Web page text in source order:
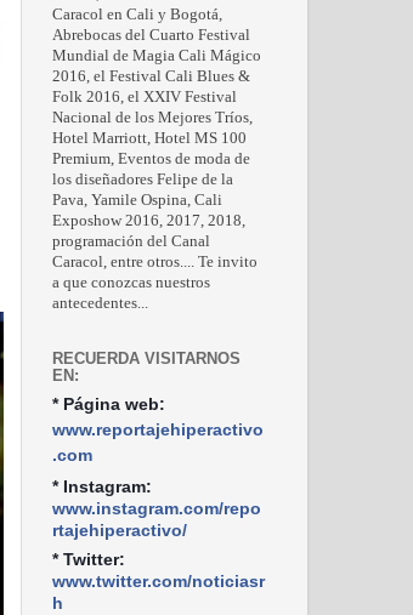
Caracol en Cali y Bogotá,
Abrebocas del Cuarto Festival
Mundial de Magia Cali Mágico
2016, el Festival Cali Blues &
Folk 2016, el XXIV Festival
Nacional de los Mejores Tríos,
Hotel Marriott, Hotel MS 100
Premium, Eventos de moda de
los diseñadores Felipe de la
Pava, Yamile Ospina, Cali
Exposhow 2016, 2017, 2018,
programación del Canal
Caracol, entre otros.... Te invito
a que conozcas nuestros
antecedentes...
RECUERDA VISITARNOS
EN:
* Página web:
www.reportajehiperactivo
.com
* Instagram:
www.instagram.com/repo
rtajehiperactivo/
* Twitter:
www.twitter.com/noticiasr
h